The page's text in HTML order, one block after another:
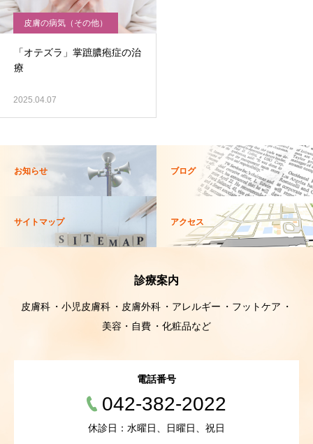
皮膚の病気（その他）
「オテズラ」掌蹠膿疱症の治
療
2025.04.07
お知らせ ブログ
サイトマップ アクセス
診療案内
皮膚科 小児皮膚科 皮膚外科 アレルギー
フットケア
美容・自費
化粧品など
電話番号
042-382-2022
休診日：水曜日、日曜日、祝日